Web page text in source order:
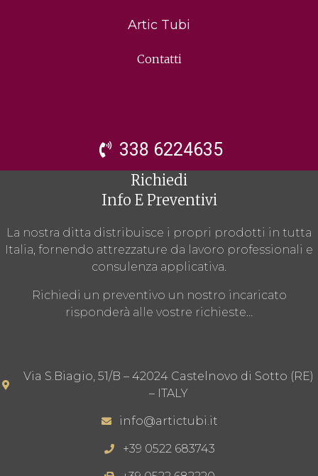
Artic Tubi
Contatti
338 6224635
Richiedi
Info E Preventivi
La nostra ditta distribuisce i propri prodotti in tutta
Italia, fornendo attrezzature da lavoro professionali e
consulenza applicativa.
Richiedi un preventivo un nostro incaricato
risponderà alle vostre richieste…
Via S.Biagio, 51/B – 42024 Castelnovo di Sotto (RE)
– ITALY
info@artictubi.it
+39 0522 683743